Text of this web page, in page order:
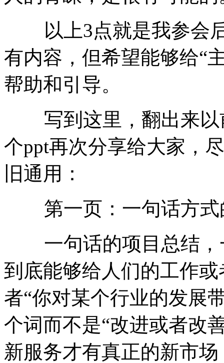
以上3点就是我参会后
有内容，但希望能够给“
帮助和引导。
写到这里，翻出来以
个ppt再次分享给大家，
旧通用：
第一页：一句话方式
一句话的项目总结，
到底能够给人们的工作
者“你对某个行业的发展
个词而不是“改进或者改
新服务才有真正的新市